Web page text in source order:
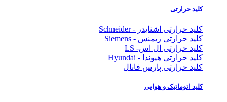
کلید حرارتی
کلید حرارتی اشنایدر - Schneider
کلید حرارتی زیمنس - Siemens
کلید حرارتی ال اس- LS
کلید حرارتی هیوندا - Hyundai
کلید حرارتی پارس فانال
کلید اتوماتیک و هوایی